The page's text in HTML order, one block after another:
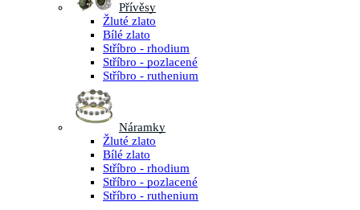
Přívěsy
Žluté zlato
Bílé zlato
Stříbro - rhodium
Stříbro - pozlacené
Stříbro - ruthenium
Náramky
Žluté zlato
Bílé zlato
Stříbro - rhodium
Stříbro - pozlacené
Stříbro - ruthenium